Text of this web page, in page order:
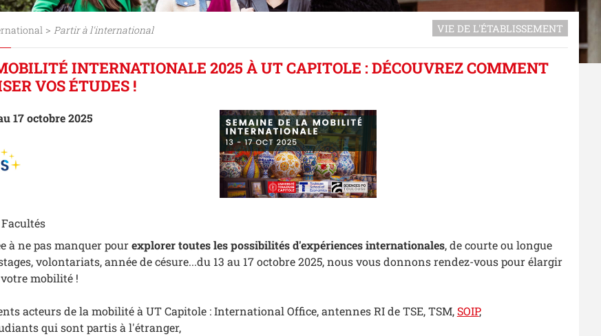
> Partir à l'international VIE DE L'ÉTABLISSEMENT
INTERNATIONALE 2025 À UT CAPITOLE : DÉCOUVREZ COMMENT
VOS ÉTUDES !
17 octobre 2025
à ne pas manquer pourexplorer toutes les possibilités d'expériences internationales, de courte ou longue
volontariats, année de césure...du 13 au 17 octobre 2025, nous vous donnons rendez-vous pour élargir
mobilité !
acteurs de la mobilité à UT Capitole : International Office, antennes RI de TSE, TSM,SOIP,
qui sont partis à l'étranger,